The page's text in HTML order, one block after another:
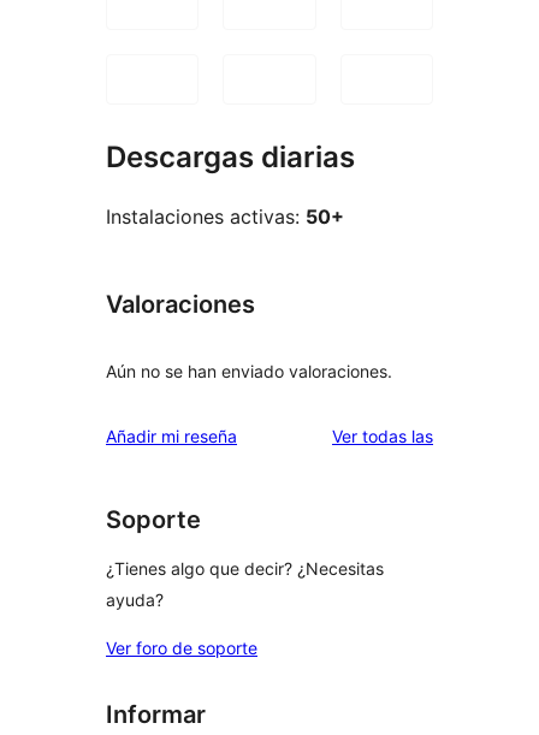
Descargas diarias
Instalaciones activas: 50+
Valoraciones
Aún no se han enviado valoraciones.
Añadir mi reseña Ver todas lasvaloraciones
Soporte
¿Tienes algo que decir? ¿Necesitas
ayuda?
Ver foro de soporte
Informar